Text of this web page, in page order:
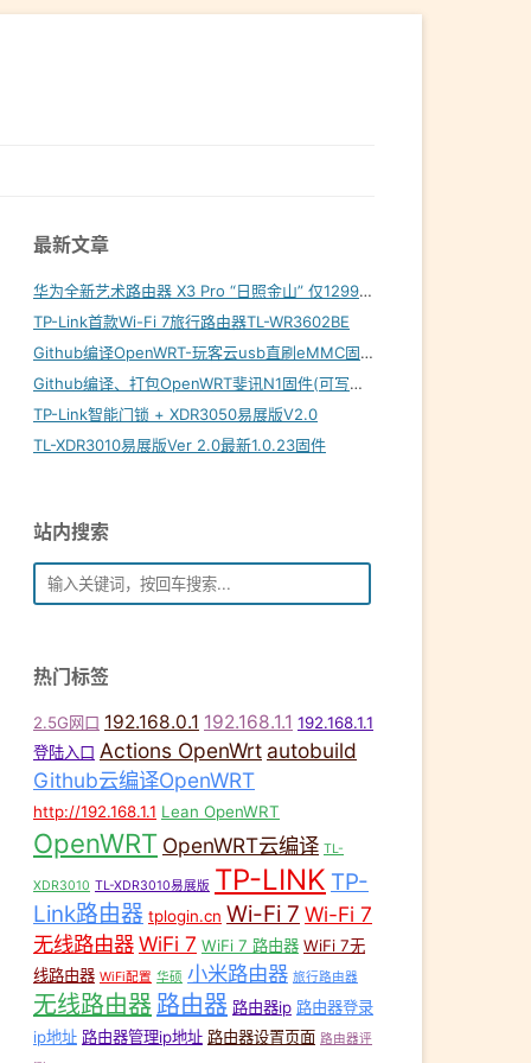
最新文章
华为全新艺术路由器 X3 Pro “日照金山” 仅1299元起
TP-Link首款Wi-Fi 7旅行路由器TL-WR3602BE
Github编译OpenWRT-玩客云usb直刷eMMC固件
Github编译、打包OpenWRT斐讯N1固件(可写入eMMC)
TP-Link智能门锁 + XDR3050易展版V2.0
TL-XDR3010易展版Ver 2.0最新1.0.23固件
站内搜索
热门标签
2.5G网口 192.168.0.1 192.168.1.1 192.168.1.1
登陆入口 Actions OpenWrt autobuild
Github云编译OpenWRT
http://192.168.1.1 Lean OpenWRT
OpenWRT OpenWRT云编译 TL-
XDR3010 TL-XDR3010易展版 TP-LINK TP-
Link路由器 tplogin.cn Wi-Fi 7 Wi-Fi 7
无线路由器WiFi 7 WiFi 7 路由器 WiFi 7无
线路由器 WiFi配置 华硕 小米路由器 旅行路由器
无线路由器路由器 路由器ip 路由器登录
ip地址 路由器管理ip地址 路由器设置页面 路由器评